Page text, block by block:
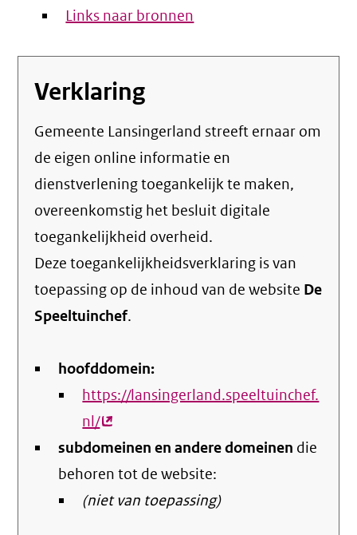
Links naar bronnen
Verklaring
Gemeente Lansingerland streeft ernaar om
de eigen online informatie en
dienstverlening toegankelijk te maken,
overeenkomstig het besluit digitale
toegankelijkheid overheid.
Deze toegankelijkheidsverklaring is van
toepassing op de inhoud van de website De
Speeltuinchef.
hoofddomein:
https://lansingerland.speeltuinchef.
nl/(externe
link)
subdomeinen en andere domeinen die
behoren tot de website:
(niet van toepassing)